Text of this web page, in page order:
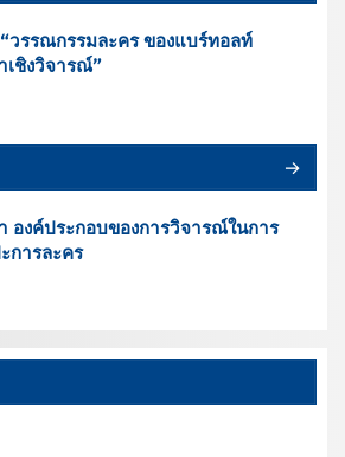
วรรณกรรมละคร ของแบร์ทอลท์
เชิงวิจารณ์”
องค์ประกอบของการวิจารณ์ในการ
การละคร